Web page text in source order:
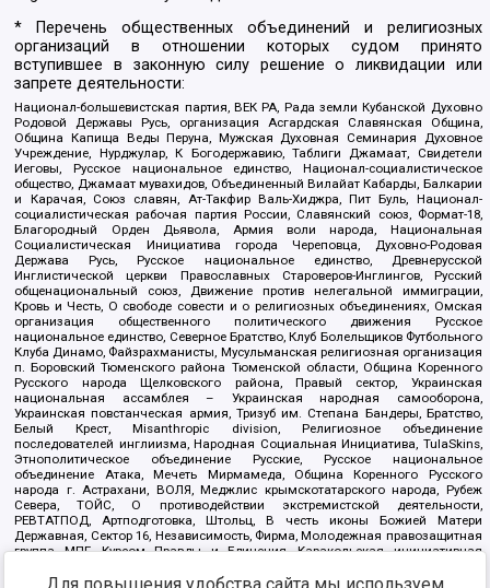
* Перечень общественных объединений и религиозных
организаций в отношении которых судом принято
вступившее в законную силу решение о ликвидации или
запрете деятельности:
Национал-большевистская партия, ВЕК РА, Рада земли Кубанской Духовно
Родовой Державы Русь, организация Асгардская Славянская Община,
Община Капища Веды Перуна, Мужская Духовная Семинария Духовное
Учреждение, Нурджулар, К Богодержавию, Таблиги Джамаат, Свидетели
Иеговы, Русское национальное единство, Национал-социалистическое
общество, Джамаат мувахидов, Объединенный Вилайат Кабарды, Балкарии
и Карачая, Союз славян, Ат-Такфир Валь-Хиджра, Пит Буль, Национал-
социалистическая рабочая партия России, Славянский союз, Формат-18,
Благородный Орден Дьявола, Армия воли народа, Национальная
Социалистическая Инициатива города Череповца, Духовно-Родовая
Держава Русь, Русское национальное единство, Древнерусской
Инглистической церкви Православных Староверов-Инглингов, Русский
общенациональный союз, Движение против нелегальной иммиграции,
Кровь и Честь, О свободе совести и о религиозных объединениях, Омская
организация общественного политического движения Русское
национальное единство, Северное Братство, Клуб Болельщиков Футбольного
Клуба Динамо, Файзрахманисты, Мусульманская религиозная организация
п. Боровский Тюменского района Тюменской области, Община Коренного
Русского народа Щелковского района, Правый сектор, Украинская
национальная ассамблея – Украинская народная самооборона,
Украинская повстанческая армия, Тризуб им. Степана Бандеры, Братство,
Белый Крест, Misanthropic division, Религиозное объединение
последователей инглиизма, Народная Социальная Инициатива, TulaSkins,
Этнополитическое объединение Русские, Русское национальное
объединение Атака, Мечеть Мирмамеда, Община Коренного Русского
народа г. Астрахани, ВОЛЯ, Меджлис крымскотатарского народа, Рубеж
Севера, ТОЙС, О противодействии экстремистской деятельности,
РЕВТАТПОД, Артподготовка, Штольц, В честь иконы Божией Матери
Державная, Сектор 16, Независимость, Фирма, Молодежная правозащитная
группа МПГ, Курсом Правды и Единения, Каракольская инициативная
Благотворительный пансионат Ак Умут, Русская республика Русь,